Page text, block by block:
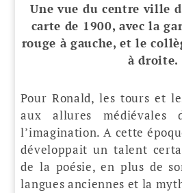
Une vue du centre ville
carte de 1900, avec la
rouge à gauche, et le
à droite.
Pour Ronald, les tours et
aux allures médiévales
l’imagination. A cette
développait un talent
de la poésie, en plus de
langues anciennes et la